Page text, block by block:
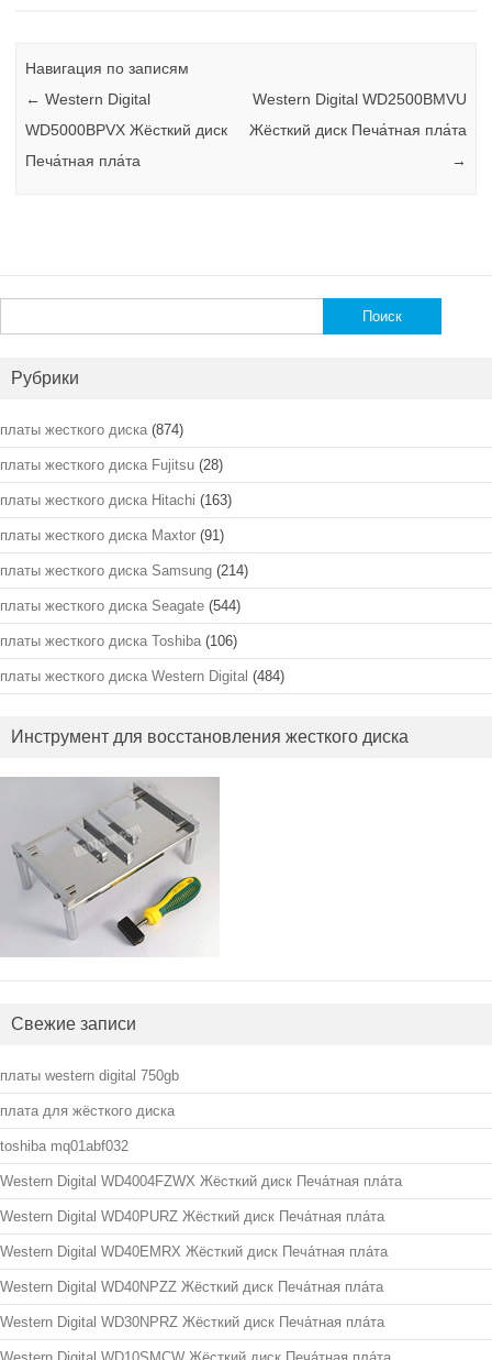
Навигация по записям
← Western Digital
WD5000BPVX Жёсткий диск
Печа́тная пла́та
Western Digital WD2500BMVU
Жёсткий диск Печа́тная пла́та
→
Рубрики
платы жесткого диска (874)
платы жесткого диска Fujitsu (28)
платы жесткого диска Hitachi (163)
платы жесткого диска Maxtor (91)
платы жесткого диска Samsung (214)
платы жесткого диска Seagate (544)
платы жесткого диска Toshiba (106)
платы жесткого диска Western Digital (484)
Инструмент для восстановления жесткого диска
Свежие записи
платы western digital 750gb
плата для жёсткого диска
toshiba mq01abf032
Western Digital WD4004FZWX Жёсткий диск Печа́тная пла́та
Western Digital WD40PURZ Жёсткий диск Печа́тная пла́та
Western Digital WD40EMRX Жёсткий диск Печа́тная пла́та
Western Digital WD40NPZZ Жёсткий диск Печа́тная пла́та
Western Digital WD30NPRZ Жёсткий диск Печа́тная пла́та